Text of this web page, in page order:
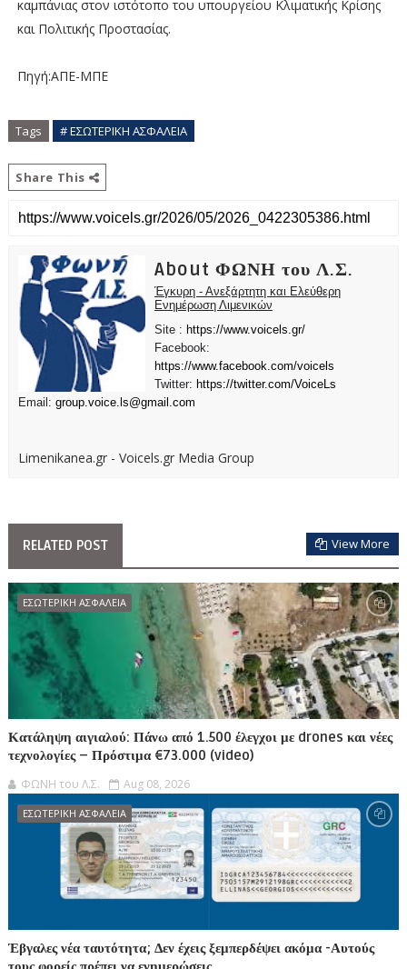
καμπάνιας στον ιστότοπο του υπουργείου Κλιματικής Κρίσης
και Πολιτικής Προστασίας.
Πηγή:ΑΠΕ-ΜΠΕ
Tags # ΕΣΩΤΕΡΙΚΗ ΑΣΦΑΛΕΙΑ
Share This
About ΦΩΝΗ του Λ.Σ.
Έγκυρη - Ανεξάρτητη και Ελεύθερη
Ενημέρωση Λιμενικών
Site : https://www.voicels.gr/
Facebook:
https://www.facebook.com/voicels
Twitter: https://twitter.com/VoiceLs
Email: group.voice.ls@gmail.com
Limenikanea.gr - Voicels.gr Media Group
RELATED POST View More
ΕΣΩΤΕΡΙΚΗ ΑΣΦΑΛΕΙΑ
Κατάληψη αιγιαλού: Πάνω από 1.500 έλεγχοι με drones και νέες
τεχνολογίες – Πρόστιμα €73.000 (video)
ΦΩΝΗ του Λ.Σ. Aug 08, 2026
ΕΣΩΤΕΡΙΚΗ ΑΣΦΑΛΕΙΑ
Έβγαλες νέα ταυτότητα; Δεν έχεις ξεμπερδέψει ακόμα -Αυτούς